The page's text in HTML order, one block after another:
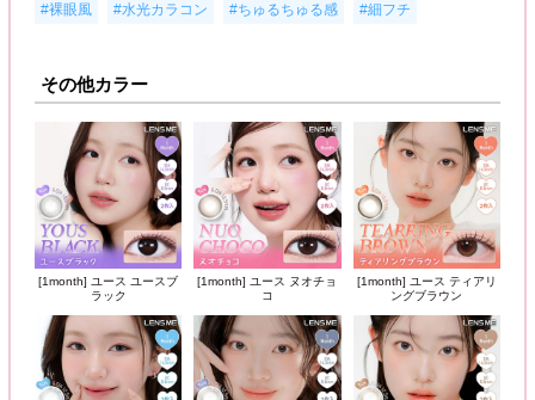
#裸眼風 #水光カラコン #ちゅるちゅる感 #細フチ
その他カラー
[1month] ユース ユースブ
ラック
[1month] ユース ヌオチョ
コ
[1month] ユース ティアリ
ングブラウン